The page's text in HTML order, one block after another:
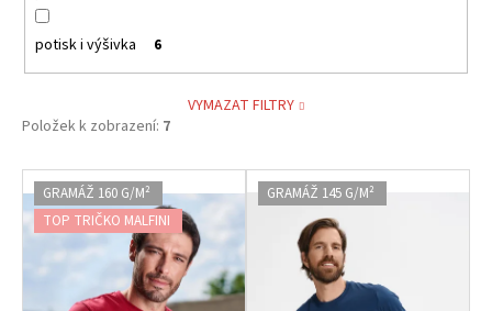
potisk i výšivka 6
VYMAZAT FILTRY
Položek k zobrazení: 7
V
ý
p
GRAMÁŽ 160 G/M²
TOP TRIČKO MALFINI
GRAMÁŽ 145 G/M²